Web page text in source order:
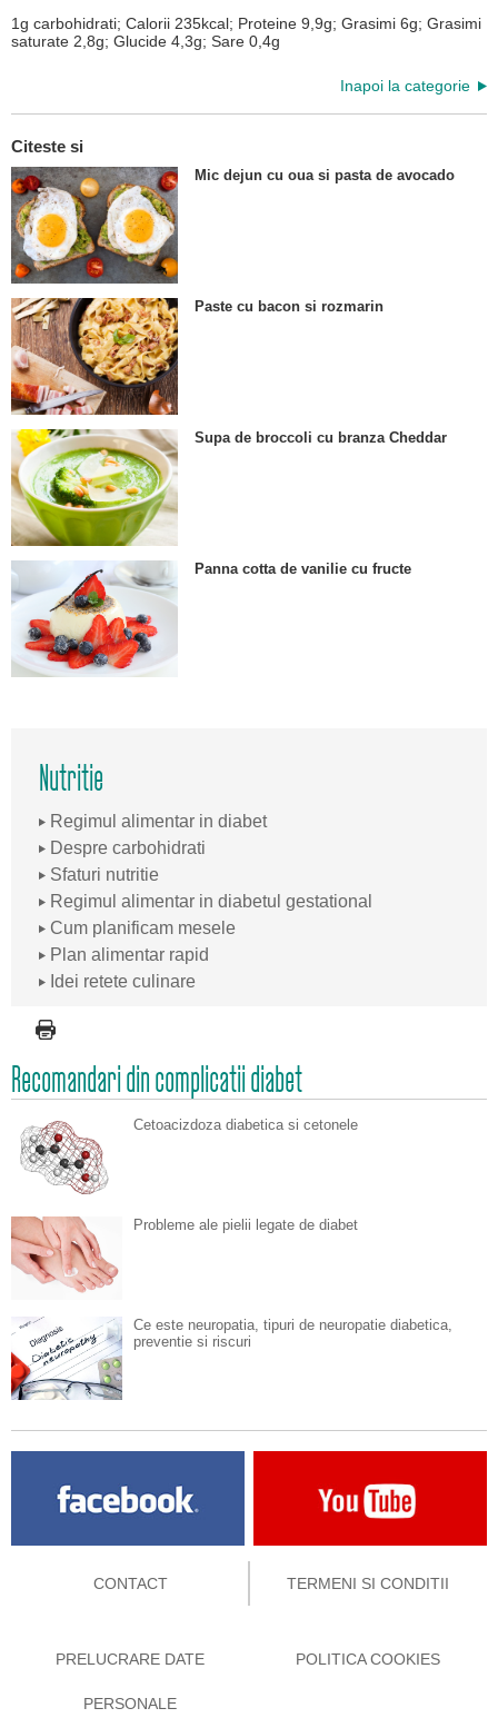
1g carbohidrati; Calorii 235kcal; Proteine 9,9g; Grasimi 6g; Grasimi
saturate 2,8g; Glucide 4,3g; Sare 0,4g
Inapoi la categorie
Citeste si
Mic dejun cu oua si pasta de avocado
Paste cu bacon si rozmarin
Supa de broccoli cu branza Cheddar
Panna cotta de vanilie cu fructe
Nutritie
Regimul alimentar in diabet
Despre carbohidrati
Sfaturi nutritie
Regimul alimentar in diabetul gestational
Cum planificam mesele
Plan alimentar rapid
Idei retete culinare
Recomandari din complicatii diabet
Cetoacizdoza diabetica si cetonele
Probleme ale pielii legate de diabet
Ce este neuropatia, tipuri de neuropatie diabetica,
preventie si riscuri
CONTACT TERMENI SI CONDITII
PRELUCRARE DATE
PERSONALE
POLITICA COOKIES